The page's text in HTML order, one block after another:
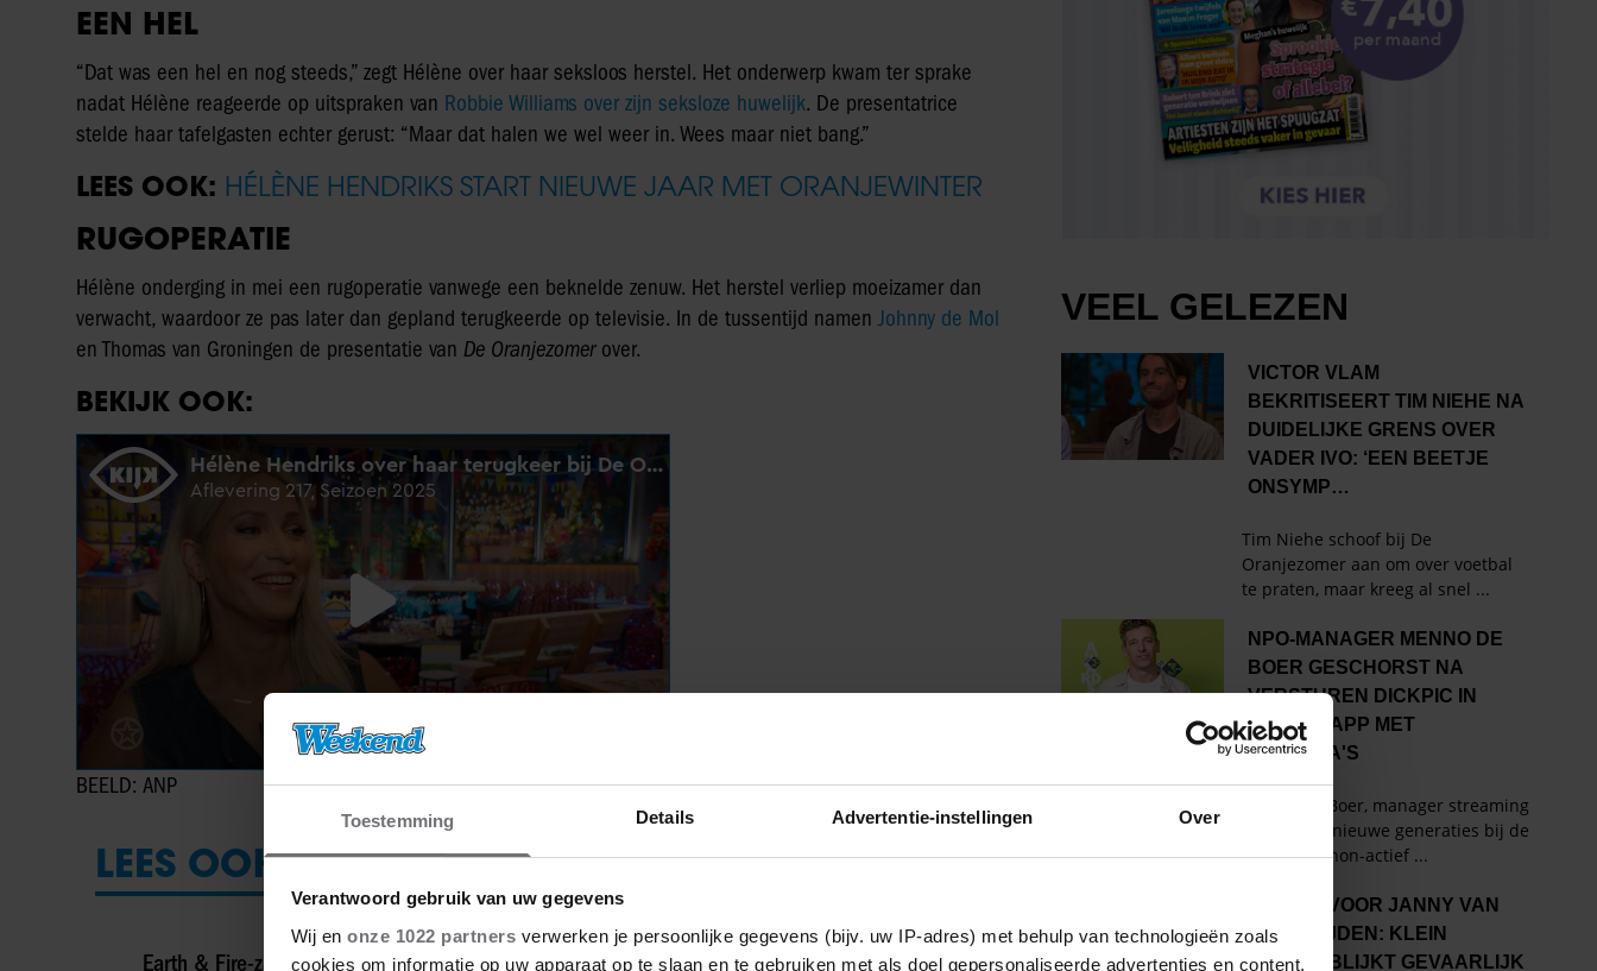
Toestemming Details Advertentie-instellingen Over
Verantwoord gebruik van uw gegevens
Wij en onze 1022 partners verwerken je persoonlijke gegevens (bijv. uw IP-adres) met behulp van technologieën zoals
cookies om informatie op uw apparaat op te slaan en te gebruiken met als doel gepersonaliseerde advertenties en content,
EEN HEL
“Dat was een hel en nog steeds,” zegt Hélène over haar seksloos herstel. Het onderwerp kwam ter sprake
nadat Hélène reageerde op uitspraken van Robbie Williams over zijn seksloze huwelijk. De presentatrice
stelde haar tafelgasten echter gerust: “Maar dat halen we wel weer in. Wees maar niet bang.”
LEES OOK: HÉLÈNE HENDRIKS START NIEUWE JAAR MET ORANJEWINTER
RUGOPERATIE
Hélène onderging in mei een rugoperatie vanwege een beknelde zenuw. Het herstel verliep moeizamer dan
verwacht, waardoor ze pas later dan gepland terugkeerde op televisie. In de tussentijd namen Johnny de Mol
en Thomas van Groningen de presentatie van De Oranjezomerover.
BEKIJK OOK:
BEELD: ANP
LEES OOK
Earth & Fire-zangeres Jerney Kaagman
NPO-manager Menno de Boer geschorst